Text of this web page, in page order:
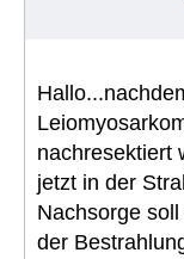
nachresektiert
jetzt in der
Nachsorge
der